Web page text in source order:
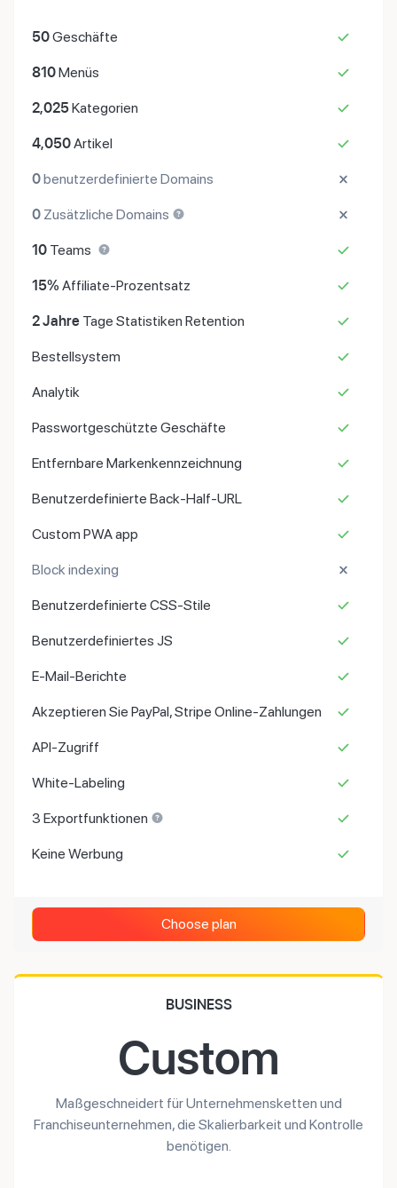
50Geschäfte
810Menüs
2,025Kategorien
4,050Artikel
0benutzerdefinierte Domains
0 Zusätzliche Domains
10 Teams
15% Affiliate-Prozentsatz
2 Jahre Tage Statistiken Retention
Bestellsystem
Analytik
Passwortgeschützte Geschäfte
Entfernbare Markenkennzeichnung
Benutzerdefinierte Back-Half-URL
Custom PWA app
Block indexing
Benutzerdefinierte CSS-Stile
Benutzerdefiniertes JS
E-Mail-Berichte
Akzeptieren Sie PayPal, Stripe Online-Zahlungen
API-Zugriff
White-Labeling
3 Exportfunktionen
Keine Werbung
Choose plan
BUSINESS
Custom
Maßgeschneidert für Unternehmensketten und
Franchiseunternehmen, die Skalierbarkeit und Kontrolle
benötigen.